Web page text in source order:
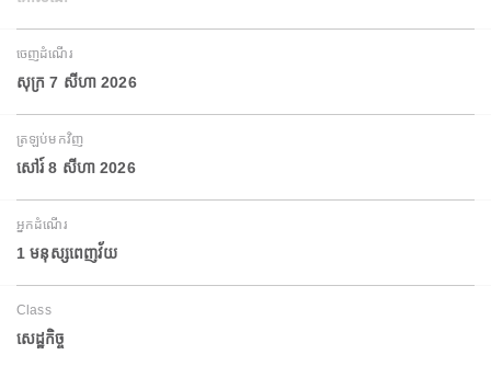
ចេញដំណើរ
សុក្រ 7 សីហា 2026
ត្រឡប់មកវិញ
សៅរ៍ 8 សីហា 2026
អ្នកដំណើរ
1 មនុស្សពេញវ័យ
Class
សេដ្ឋកិច្ច